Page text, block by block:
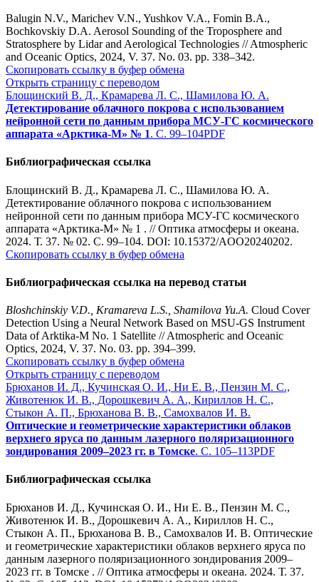
Balugin N.V., Marichev V.N., Yushkov V.A., Fomin B.A.,
Bochkovskiy D.A. Aerosol Sounding of the Troposphere and
Stratosphere by Lidar and Aerological Technologies // Atmospheric
and Oceanic Optics, 2024, V. 37. No. 03. pp. 338–342.
Скопировать ссылку в буфер обмена
Открыть страницу с переводом
Блощинский В. Д., Крамарева Л. С., Шамилова Ю. А.
Детектирование облачного покрова с использованием
нейронной сети по данным прибора МСУ-ГС космического
аппарата «Арктика-М» № 1. С. 99–104PDF
Библиографическая ссылка
Блощинский В. Д., Крамарева Л. С., Шамилова Ю. А.
Детектирование облачного покрова с использованием
нейронной сети по данным прибора МСУ-ГС космического
аппарата «Арктика-М» № 1 . // Оптика атмосферы и океана.
2024. Т. 37. № 02. С. 99–104. DOI: 10.15372/AOO20240202.
Скопировать ссылку в буфер обмена
Библиографическая ссылка на перевод статьи
Bloshchinskiy V.D., Kramareva L.S., Shamilova Yu.A. Cloud Cover
Detection Using a Neural Network Based on MSU-GS Instrument
Data of Arktika-M No. 1 Satellite // Atmospheric and Oceanic
Optics, 2024, V. 37. No. 03. pp. 394–399.
Скопировать ссылку в буфер обмена
Открыть страницу с переводом
Брюханов И. Д., Кучинская О. И., Ни Е. В., Пензин М. С.,
Животенюк И. В., Дорошкевич А. А., Кириллов Н. С.,
Стыкон А. П., Брюханова В. В., Самохвалов И. В.
Оптические и геометрические характеристики облаков
верхнего яруса по данным лазерного поляризационного
зондирования 2009–2023 гг. в Томске. С. 105–113PDF
Библиографическая ссылка
Брюханов И. Д., Кучинская О. И., Ни Е. В., Пензин М. С.,
Животенюк И. В., Дорошкевич А. А., Кириллов Н. С.,
Стыкон А. П., Брюханова В. В., Самохвалов И. В. Оптические
и геометрические характеристики облаков верхнего яруса по
данным лазерного поляризационного зондирования 2009–
2023 гг. в Томске . // Оптика атмосферы и океана. 2024. Т. 37.